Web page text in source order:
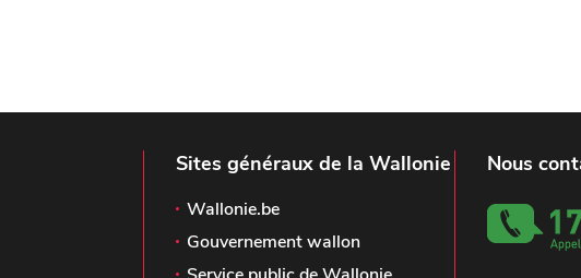
Sites généraux de la Wallonie
Wallonie.be
Gouvernement wallon
Nous